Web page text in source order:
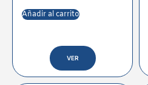
Añadir al carrito
VER